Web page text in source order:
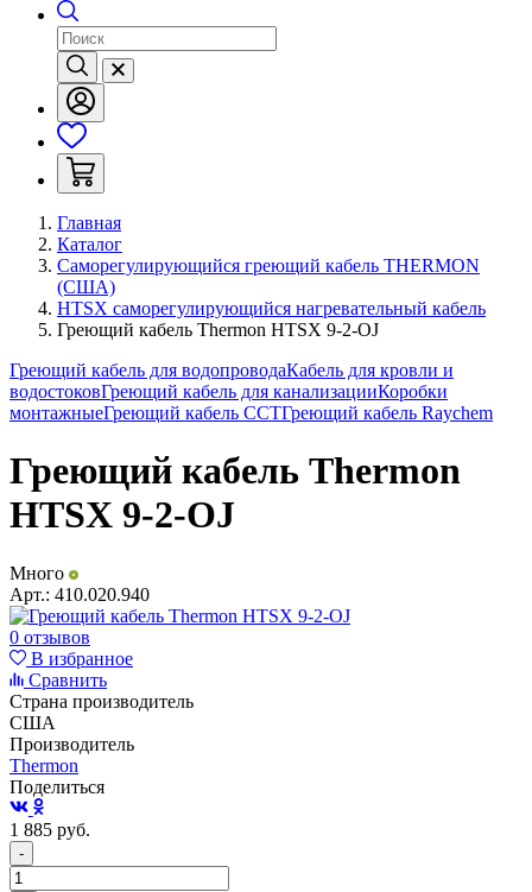
Главная
Каталог
Саморегулирующийся греющий кабель THERMON
(США)
HTSX саморегулирующийся нагревательный кабель
Греющий кабель Thermon HTSX 9-2-OJ
Греющий кабель для водопроводаКабель для кровли и
водостоковГреющий кабель для канализацииКоробки
монтажныеГреющий кабель ССТГреющий кабель Raychem
Греющий кабель Thermon
HTSX 9-2-OJ
Много
Арт.: 410.020.940
0 отзывов
В избранное
Сравнить
Страна производитель
США
Производитель
Thermon
Поделиться
1 885 руб.
-